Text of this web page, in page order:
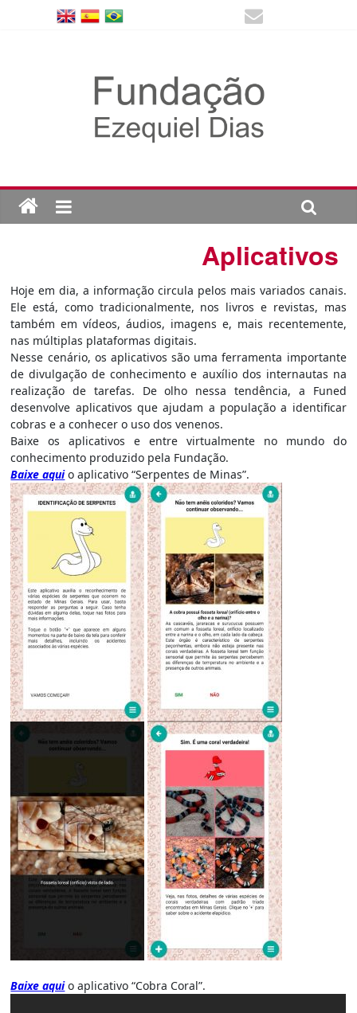
Aplicativos
Hoje em dia, a informação circula pelos mais variados canais.
Ele está, como tradicionalmente, nos livros e revistas, mas
também em vídeos, áudios, imagens e, mais recentemente,
nas múltiplas plataformas digitais.
Nesse cenário, os aplicativos são uma ferramenta importante
de divulgação de conhecimento e auxílio dos internautas na
realização de tarefas. De olho nessa tendência, a Funed
desenvolve aplicativos que ajudam a população a identificar
cobras e a conhecer o uso dos venenos.
Baixe os aplicativos e entre virtualmente no mundo do
conhecimento produzido pela Fundação.
Baixe aquio aplicativo “Serpentes de Minas”.
Baixe aquio aplicativo “Cobra Coral”.